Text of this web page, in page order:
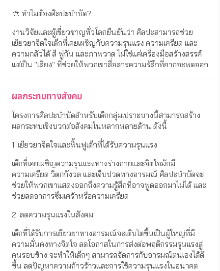
🎨 ทำไมต้องศิลปะบำบัด?
งานวิจัยและผู้เชี่ยวชาญทั่วโลกยืนยันว่า ศิลปะสามารถช่วย
เยียวยาจิตใจเด็กที่เคยเผชิญกับความรุนแรง ความเครียด และ
ความกลัวได้ สี พู่กัน และภาพวาด ไม่ใช่แค่เครื่องมือสร้างสรรค์
แต่เป็น "เสียง" ที่ช่วยให้พวกเขาสื่อสารความรู้สึกที่ยากจะพูดออก
🎯 เป้าหมายของเรา
เราอยากระดมทุนเพื่อซื้ออุปกรณ์ศิลปะ เช่น กระดาษ สีไม้ สีน้ำ
พู่กัน และค่าใช้จ่ายสำหรับครูศิลปะบำบัด เพื่อจัดกิจกรรมให้เด็ก
รับมือกับอารมณ์ของตนเอง
💖 ร่วมเป็นส่วนหนึ่งของการเปลี่ยนแปลง
ทุกการสนับสนุนของคุณ ไม่ว่าจะมากหรือน้อย คือการเติมสีสัน
ให้ชีวิตของเด็กๆ ได้กลับมามีรอยยิ้มอีกครั้ง ✨
เพราะศิลปะไม่ได้เปลี่ยนแค่กระดาษเปล่าให้มีสีสัน แต่มันสามารถ
เปลี่ยนชีวิตเด็กคนหนึ่งได้ 🎨💙
#ศิลปะบำบัด #เด็กเปราะบาง #เติมสีเติมฝัน
ผลกระทบทางสังคม
โครงการศิลปะบำบัดสำหรับเด็กกลุ่มเปราะบางนี้สามารถสร้าง
ผลกระทบเชิงบวกต่อสังคมในหลากหลายด้าน ดังนี้
1. เยียวยาจิตใจและฟื้นฟูเด็กที่ได้รับความรุนแรง
เด็กที่เคยเผชิญความรุนแรงทางร่างกายและจิตใจมักมี
ความเครียด วิตกกังวล และเจ็บปวดทางอารมณ์ ศิลปะบำบัดจะ
ช่วยให้พวกเขาแสดงออกถึงความรู้สึกที่อาจพูดออกมาไม่ได้ และ
ช่วยลดอาการซึมเศร้าหรือความเครียด
2. ลดความรุนแรงในสังคม
เด็กที่ได้รับการเยียวยาทางอารมณ์จะเติบโตขึ้นเป็นผู้ใหญ่ที่มี
ความมั่นคงทางจิตใจ ลดโอกาสในการส่งต่อพฤติกรรมรุนแรงสู่
คนรอบข้าง จะทำให้เด็กๆ สามารถจัดการกับอารมณ์ตนเองได้ดี
ขึ้น ลดปัญหาความก้าวร้าวและการใช้ความรุนแรงในอนาคต